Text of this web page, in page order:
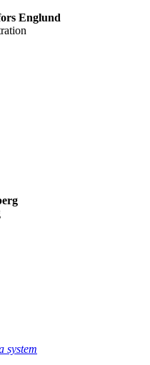
Englund
system